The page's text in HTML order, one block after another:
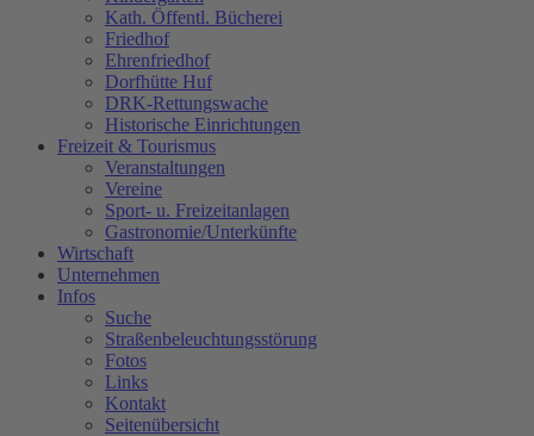
Kath. Öffentl. Bücherei
Friedhof
Ehrenfriedhof
Dorfhütte Huf
DRK-Rettungswache
Historische Einrichtungen
Freizeit & Tourismus
Veranstaltungen
Vereine
Sport- u. Freizeitanlagen
Gastronomie/Unterkünfte
Wirtschaft
Unternehmen
Infos
Suche
Straßenbeleuchtungsstörung
Fotos
Links
Kontakt
Seitenübersicht